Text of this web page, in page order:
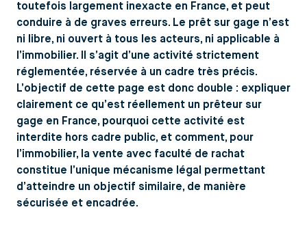
toutefois largement inexacte en France, et peut
conduire à de graves erreurs. Le prêt sur gage n’est
ni libre, ni ouvert à tous les acteurs, ni applicable à
l’immobilier. Il s’agit d’une activité strictement
réglementée, réservée à un cadre très précis.
L’objectif de cette page est donc double : expliquer
clairement ce qu’est réellement un prêteur sur
gage en France, pourquoi cette activité est
interdite hors cadre public, et comment, pour
l’immobilier, la vente avec faculté de rachat
constitue l’unique mécanisme légal permettant
d’atteindre un objectif similaire, de manière
sécurisée et encadrée.